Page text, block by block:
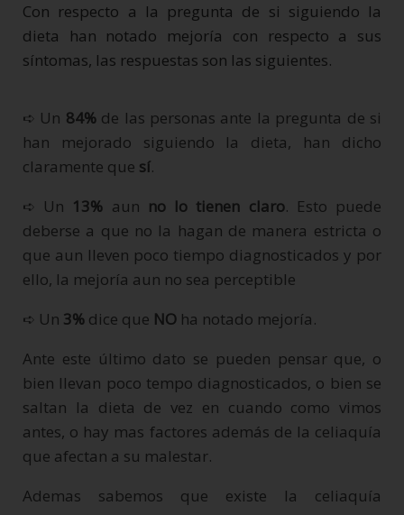
Con respecto a la pregunta de si siguiendo la
dieta han notado mejoría con respecto a sus
síntomas, las respuestas son las siguientes.
➪ Un 84%de las personas ante la pregunta de si
han mejorado siguiendo la dieta, han dicho
claramente que sí.
➪ Un 13% aun no lo tienen claro. Esto puede
deberse a que no la hagan de manera estricta o
que aun lleven poco tiempo diagnosticados y por
ello, la mejoría aun no sea perceptible
➪ Un 3% dice que NO ha notado mejoría.
Ante este último dato se pueden pensar que, o
bien llevan poco tempo diagnosticados, o bien se
saltan la dieta de vez en cuando como vimos
antes, o hay mas factores además de la celiaquía
que afectan a su malestar.
Ademas sabemos que existe la celiaquía